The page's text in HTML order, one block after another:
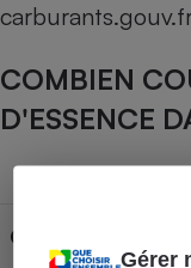
Gérer
COMBIEN
D'ESSENCE
Carburant